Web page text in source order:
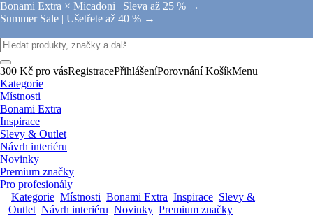
Bonami Extra × Micadoni | Sleva až 25 % →
Summer Sale | Ušetřete až 40 % →
300 Kč pro vásRegistracePřihlášeníPorovnání KošíkMenu
Kategorie
Místnosti
Bonami Extra
Inspirace
Slevy & Outlet
Návrh interiéru
Novinky
Premium značky
Pro profesionály
Kategorie Místnosti Bonami Extra Inspirace Slevy &
Outlet Návrh interiéru Novinky Premium značky